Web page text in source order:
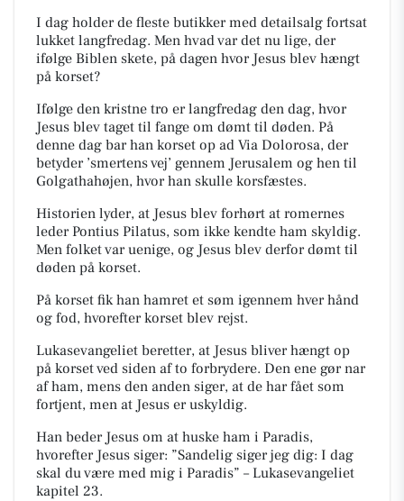
I dag holder de fleste butikker med detailsalg fortsat
lukket langfredag. Men hvad var det nu lige, der
ifølge Biblen skete, på dagen hvor Jesus blev hængt
på korset?
Ifølge den kristne tro er langfredag den dag, hvor
Jesus blev taget til fange om dømt til døden. På
denne dag bar han korset op ad Via Dolorosa, der
betyder ’smertens vej’ gennem Jerusalem og hen til
Golgathahøjen, hvor han skulle korsfæstes.
Historien lyder, at Jesus blev forhørt at romernes
leder Pontius Pilatus, som ikke kendte ham skyldig.
Men folket var uenige, og Jesus blev derfor dømt til
døden på korset.
På korset fik han hamret et søm igennem hver hånd
og fod, hvorefter korset blev rejst.
Lukasevangeliet beretter, at Jesus bliver hængt op
på korset ved siden af to forbrydere. Den ene gør nar
af ham, mens den anden siger, at de har fået som
fortjent, men at Jesus er uskyldig.
Han beder Jesus om at huske ham i Paradis,
hvorefter Jesus siger: ”Sandelig siger jeg dig: I dag
skal du være med mig i Paradis” – Lukasevangeliet
kapitel 23.